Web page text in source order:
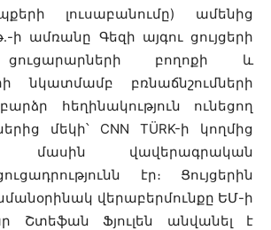
լուսաբանումը) ամենից
ի ամռանը Գեզի այգու ցույցերի
ցուցարարների բողոքի և
նկատմամբ բռնաճնշումների
հեղինակություն ունեցող
մեկի՝ CNN TÜRK-ի կողմից
մասին վավերագրական
էր։ Ցույցերին
վերաբերմունքը ԵՄ-ի
Շտեֆան Ֆյուլեն անվանել է